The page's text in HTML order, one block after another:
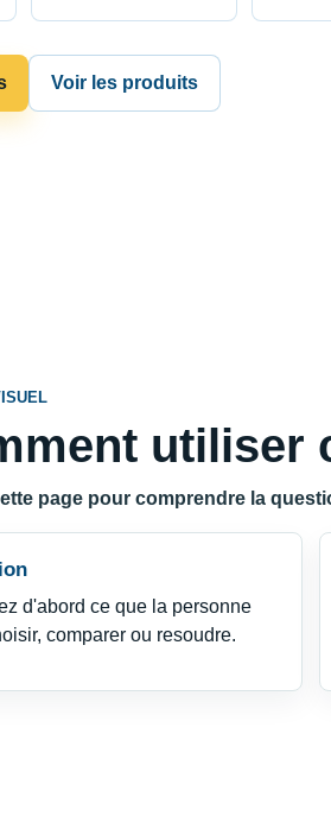
Voir les produits
utiliser
page pour comprendre la
d'abord ce que la personne
comparer ou resoudre.